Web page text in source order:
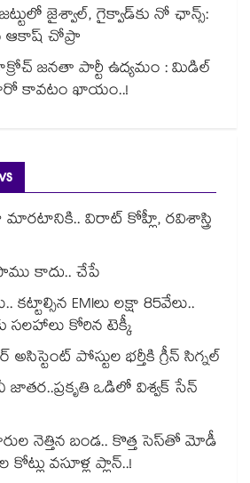
జైశ్వాల్, గైక్వాడ్‎కు నో ఛాన్స్:
ఆకాష్ చోప్రా
జనతా పార్టీ ఉద్యమం : మిడిల్
కావటం ఖాయం..!
విరాట్ కోహ్లీ, రవిశాస్త్రి
కాదు.. చేపే
కట్టాల్సిన EMIలు లక్షా 85వేలు..
సలహాలు కోరిన టెక్కీ
పోస్టుల భర్తీకి గ్రీన్‌‌ సిగ్నల్
ఒడిలో విశ్వక్ సేన్
నెత్తిన బండ.. కొత్త సెస్‌తో మోడీ
కోట్లు వసూళ్ల ప్లాన్..!